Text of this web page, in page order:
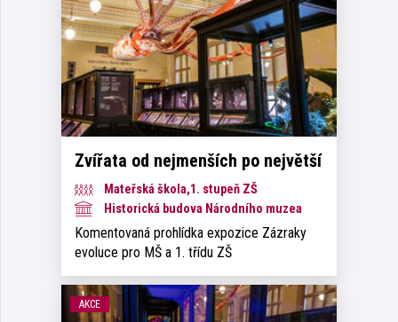
Zvířata od nejmenších po největší
Mateřská škola,1. stupeň ZŠ
Historická budova Národního muzea
Komentovaná prohlídka expozice Zázraky
evoluce pro MŠ a 1. třídu ZŠ
AKCE